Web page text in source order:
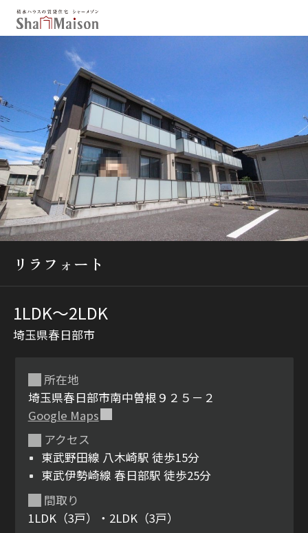
新着メール設定
北海道 東北
関東
中部
関西
中国・四国
九州
市区郡・路線・駅から探す
通勤・通学時間から探す
地図から探す
シャーメゾンとは
ン
リラフォート
1LDK〜2LDK
埼玉県春日部市
所在地
埼玉県春日部市南中曽根９２５－２
Google Maps
アクセス
東武野田線 八木崎駅 徒歩15分
東武伊勢崎線 春日部駅 徒歩25分
間取り
1LDK（3戸）・2LDK（3戸）